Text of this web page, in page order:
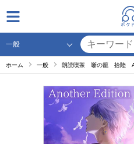
ホーム 一般 朗読喫茶 噺の籠 拾陸